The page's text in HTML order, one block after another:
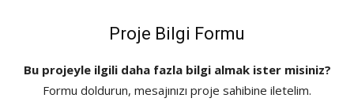
Proje Bilgi Formu
Bu projeyle ilgili daha fazla bilgi almak ister misiniz?
Formu doldurun, mesajınızı proje sahibine iletelim.